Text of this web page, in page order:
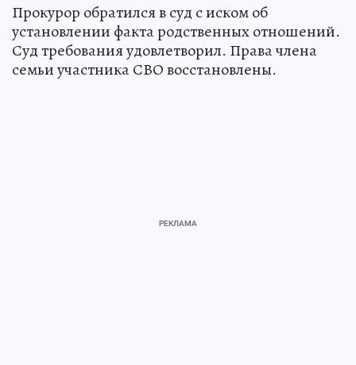
Прокурор обратился в суд с иском об
установлении факта родственных отношений.
Суд требования удовлетворил. Права члена
семьи участника СВО восстановлены.